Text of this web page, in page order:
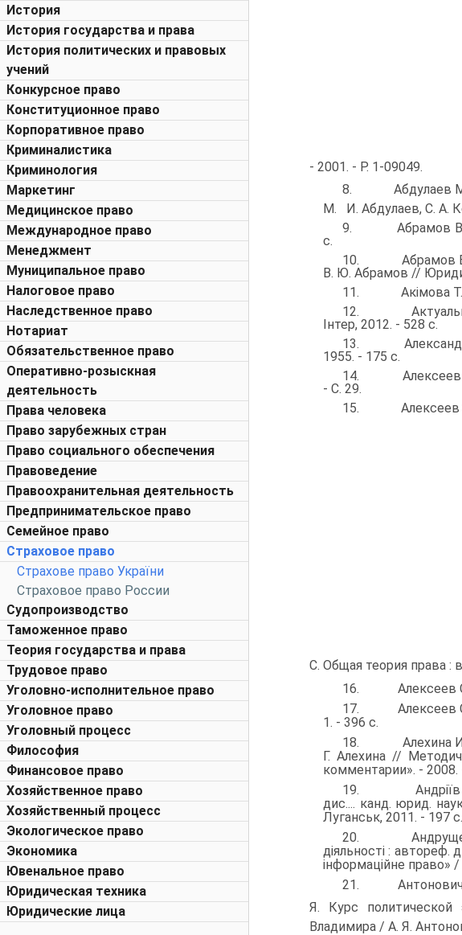
История
История государства и права
История политических и правовых
учений
Конкурсное право
Конституционное право
Корпоративное право
Криминалистика
Криминология
Маркетинг
Медицинское право
Международное право
Менеджмент
Муниципальное право
Налоговое право
Наследственное право
Нотариат
Обязательственное право
Оперативно-розыскная
деятельность
Права человека
Право зарубежных стран
Право социального обеспечения
Правоведение
Правоохранительная деятельность
Предпринимательское право
Семейное право
Страховое право
Страхове право України
Страховое право России
Судопроизводство
Таможенное право
Теория государства и права
Трудовое право
Уголовно-исполнительное право
Уголовное право
Уголовный процесс
Философия
Финансовое право
Хозяйственное право
Хозяйственный процесс
Экологическое право
Экономика
Ювенальное право
Юридическая техника
Юридические лица
- 2001. - P. 1-09049.
8. Абдулаев M.
M. И. Абдулаев, С. А.
9. Абрамов В. Ю.
с.
10. Абрамов В. Ю.
В. Ю. Абрамов //
11. Акімова Т. А.
12. Актуальні
Інтер, 2012. - 528 с.
13. Александров
1955. - 175 с.
14. Алексеев С.
- С. 29.
15. Алексеев
С. Общая теория права :
16. Алексеев С. С.
17. Алексеев С. С.
1. - 396 с.
18. Алехина И. Г.
Г. Алехина //
комментарии». -
19. Андріїв В. В.
дис.... канд. юрид.
Луганськ, 2011. - 197 с.
20. Андрущенко
діяльності : автореф.
інформаційне право»
21. Антонович
Я. Курс
Владимира / А. Я.